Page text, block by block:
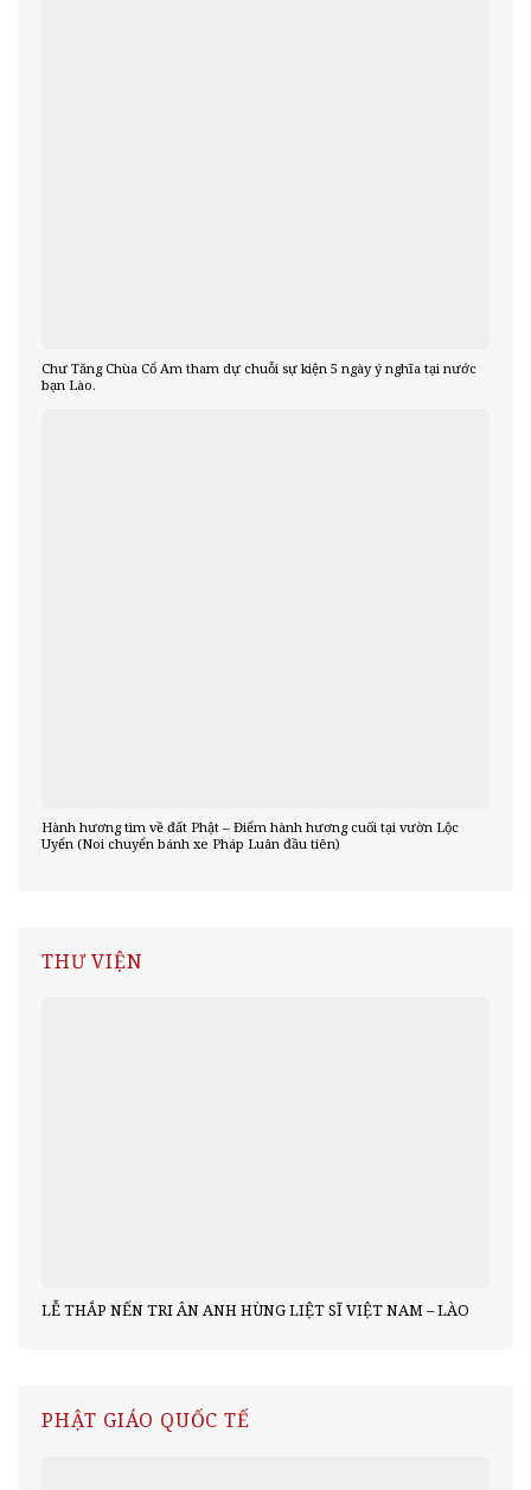
Chư Tăng Chùa Cổ Am tham dự chuỗi sự kiện 5 ngày ý nghĩa tại nước
bạn Lào.
Hành hương tìm về đất Phật – Điểm hành hương cuối tại vườn Lộc
Uyển (Noi chuyển bánh xe Pháp Luân đầu tiên)
THƯ VIỆN
LỄ THẮP NẾN TRI ÂN ANH HÙNG LIỆT SĨ VIỆT NAM – LÀO
PHẬT GIÁO QUỐC TẾ